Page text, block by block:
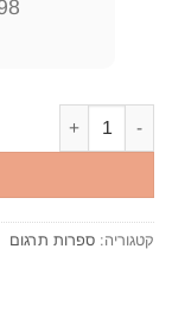
קטגוריה: ספרות תרגום